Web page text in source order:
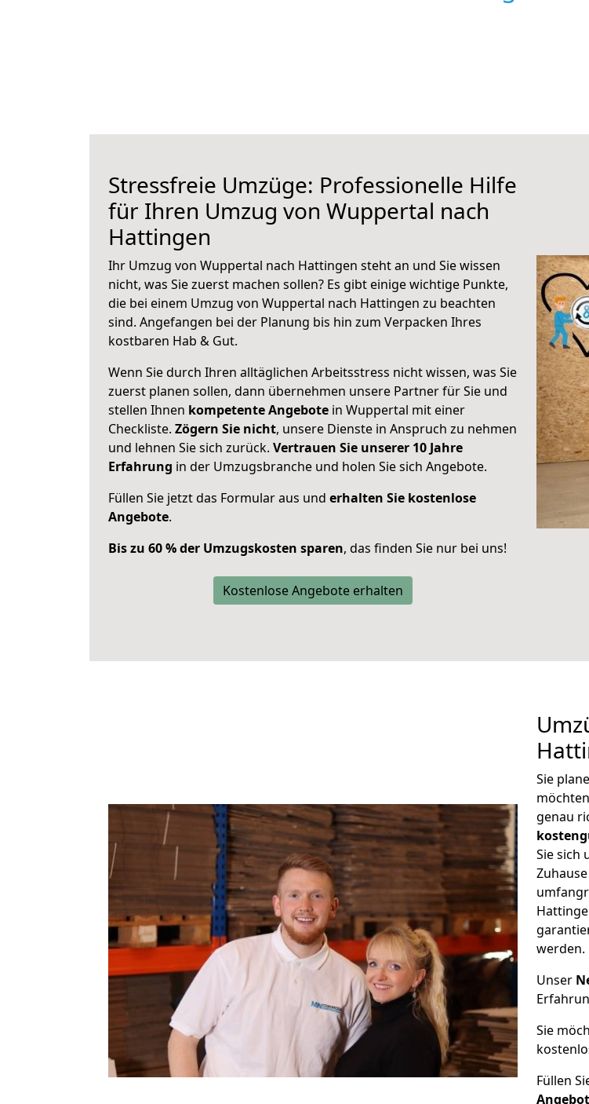
Stressfreie Umzüge: Professionelle Hilfe
für Ihren Umzug von Wuppertal nach
Hattingen
Ihr Umzug von Wuppertal nach Hattingen steht an und Sie wissen
nicht, was Sie zuerst machen sollen? Es gibt einige wichtige Punkte,
die bei einem Umzug von Wuppertal nach Hattingen zu beachten
sind. Angefangen bei der Planung bis hin zum Verpacken Ihres
kostbaren Hab & Gut.
Wenn Sie durch Ihren alltäglichen Arbeitsstress nicht wissen, was Sie
zuerst planen sollen, dann übernehmen unsere Partner für Sie und
stellen Ihnen kompetente Angebote in Wuppertal mit einer
Checkliste. Zögern Sie nicht, unsere Dienste in Anspruch zu nehmen
und lehnen Sie sich zurück. Vertrauen Sie unserer 10 Jahre
Erfahrung in der Umzugsbranche und holen Sie sich Angebote.
Füllen Sie jetzt das Formular aus und erhalten Sie kostenlose
Angebote.
Bis zu 60 % der Umzugskosten sparen, das finden Sie nur bei uns!
Kostenlose Angebote erhalten
Sie
genau
Sie sich
werden.
Unser
Sie
Füllen